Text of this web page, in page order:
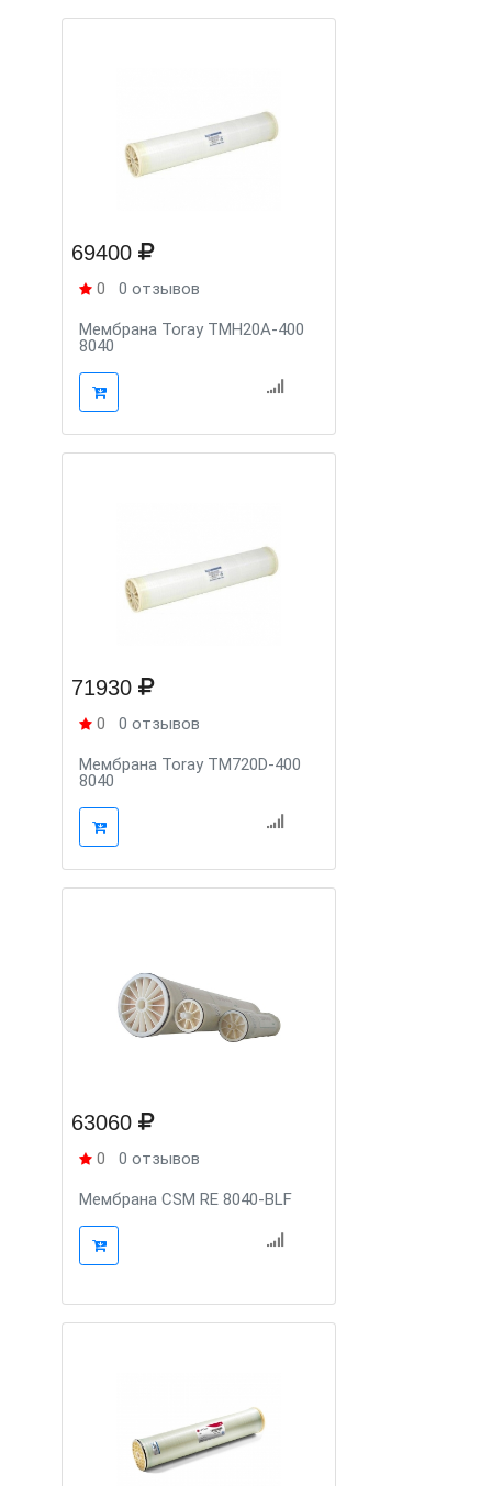
69400
0 0 отзывов
Мембрана Toray TMH20A-400
8040
71930
0 0 отзывов
Мембрана Toray TM720D-400
8040
63060
0 0 отзывов
Мембрана CSM RE 8040-BLF